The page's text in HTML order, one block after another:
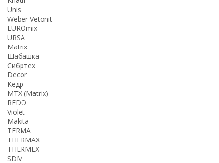
Unis
Weber Vetonit
EUROmix
URSA
Matrix
Шабашка
Сибртех
Decor
Кедр
MTX (Matrix)
REDO
Violet
Makita
TERMA
THERMАX
THERMEX
SDM